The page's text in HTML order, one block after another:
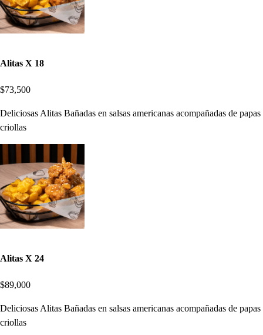
Alitas X 18
$73,500
Deliciosas Alitas Bañadas en salsas americanas acompañadas de papas
criollas
Alitas X 24
$89,000
Deliciosas Alitas Bañadas en salsas americanas acompañadas de papas
criollas